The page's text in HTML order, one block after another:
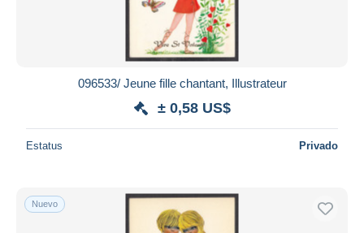
096533/ Jeune fille chantant, Illustrateur
± 0,58 US$
Estatus Privado
Nuevo